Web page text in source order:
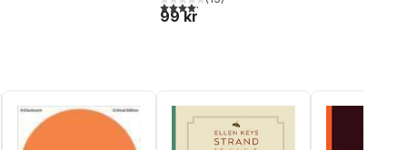
4,2utav 5 stjärnor. Totalt antal röster:
99 kr